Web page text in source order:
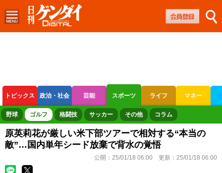
トピックス 政治・社会 芸能 スポーツ ライフ マネー
ボートレース 競輪 オートレース
野球 ゴルフ 格闘技 サッカー その他 コラム
原英莉花が厳しい米下部ツアーで相対する“本当の
敵”…国内単年シード放棄で背水の覚悟
公開： 25/01/18 06:00 更新： 25/01/18 06:00